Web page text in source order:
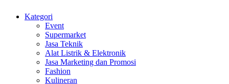
Kategori
Event
Supermarket
Jasa Teknik
Alat Listrik & Elektronik
Jasa Marketing dan Promosi
Fashion
Kulineran